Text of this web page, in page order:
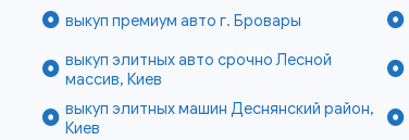
выкуп премиум авто г. Бровары
выкуп элитных авто срочно Лесной
массив, Киев
выкуп элитных машин Деснянский район,
Киев